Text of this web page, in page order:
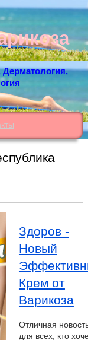
Дерматология,
Здоров -
Новый
Крем от
Варикоза
Отличная
для всех, кто